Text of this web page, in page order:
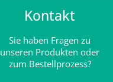
Kontakt
Sie haben Fragen zu
unseren Produkten oder
zum Bestellprozess?